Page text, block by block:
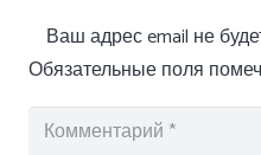
Ваш адрес email не
Обязательные поля